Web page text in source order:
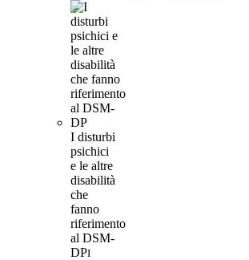
I disturbi
psichici
e le altre
disabilità
che
fanno
riferimento
al DSM-
DPI